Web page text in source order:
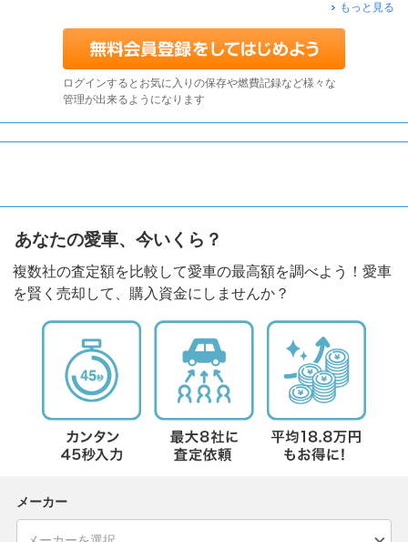
もっと見る
ログインするとお気に入りの保存や燃費記録など様々な
管理が出来るようになります
あなたの愛車、今いくら？
複数社の査定額を比較して愛車の最高額を調べよう！愛車
を賢く売却して、購入資金にしませんか？
メーカー